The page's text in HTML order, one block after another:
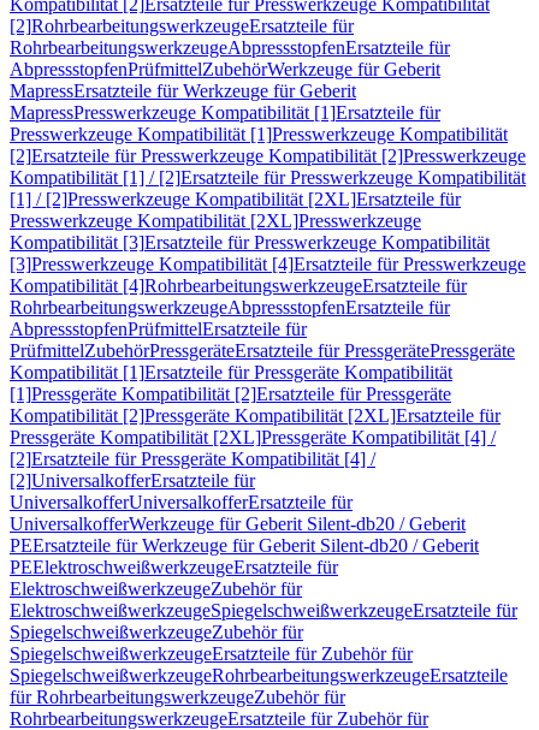
Kompatibilität [2]Ersatzteile für Presswerkzeuge Kompatibilität
[2]RohrbearbeitungswerkzeugeErsatzteile für
RohrbearbeitungswerkzeugeAbpressstopfenErsatzteile für
AbpressstopfenPrüfmittelZubehörWerkzeuge für Geberit
MapressErsatzteile für Werkzeuge für Geberit
MapressPresswerkzeuge Kompatibilität [1]Ersatzteile für
Presswerkzeuge Kompatibilität [1]Presswerkzeuge Kompatibilität
[2]Ersatzteile für Presswerkzeuge Kompatibilität [2]Presswerkzeuge
Kompatibilität [1] / [2]Ersatzteile für Presswerkzeuge Kompatibilität
[1] / [2]Presswerkzeuge Kompatibilität [2XL]Ersatzteile für
Presswerkzeuge Kompatibilität [2XL]Presswerkzeuge
Kompatibilität [3]Ersatzteile für Presswerkzeuge Kompatibilität
[3]Presswerkzeuge Kompatibilität [4]Ersatzteile für Presswerkzeuge
Kompatibilität [4]RohrbearbeitungswerkzeugeErsatzteile für
RohrbearbeitungswerkzeugeAbpressstopfenErsatzteile für
AbpressstopfenPrüfmittelErsatzteile für
PrüfmittelZubehörPressgeräteErsatzteile für PressgerätePressgeräte
Kompatibilität [1]Ersatzteile für Pressgeräte Kompatibilität
[1]Pressgeräte Kompatibilität [2]Ersatzteile für Pressgeräte
Kompatibilität [2]Pressgeräte Kompatibilität [2XL]Ersatzteile für
Pressgeräte Kompatibilität [2XL]Pressgeräte Kompatibilität [4] /
[2]Ersatzteile für Pressgeräte Kompatibilität [4] /
[2]UniversalkofferErsatzteile für
UniversalkofferUniversalkofferErsatzteile für
UniversalkofferWerkzeuge für Geberit Silent-db20 / Geberit
PEErsatzteile für Werkzeuge für Geberit Silent-db20 / Geberit
PEElektroschweißwerkzeugeErsatzteile für
ElektroschweißwerkzeugeZubehör für
ElektroschweißwerkzeugeSpiegelschweißwerkzeugeErsatzteile für
SpiegelschweißwerkzeugeZubehör für
SpiegelschweißwerkzeugeErsatzteile für Zubehör für
SpiegelschweißwerkzeugeRohrbearbeitungswerkzeugeErsatzteile
für RohrbearbeitungswerkzeugeZubehör für
RohrbearbeitungswerkzeugeErsatzteile für Zubehör für